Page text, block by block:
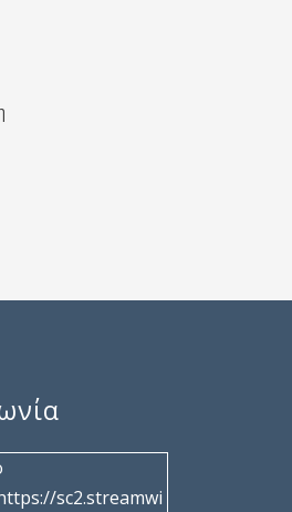
sc2.streamwi